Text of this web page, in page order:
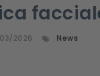
2026 News